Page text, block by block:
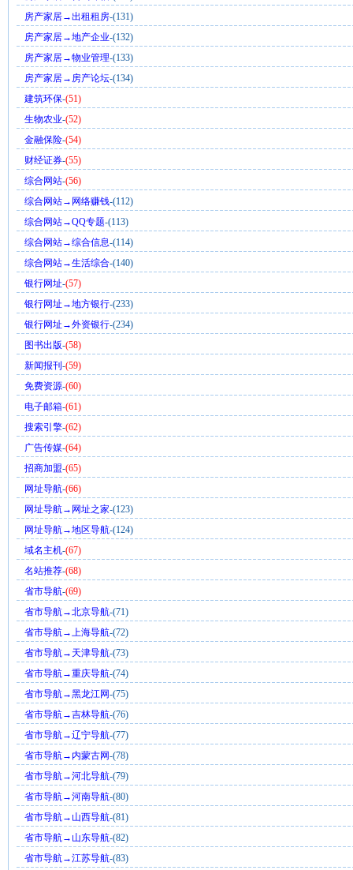
房产家居→出租租房-(131)
房产家居→地产企业-(132)
房产家居→物业管理-(133)
房产家居→房产论坛-(134)
建筑环保-(51)
生物农业-(52)
金融保险-(54)
财经证券-(55)
综合网站-(56)
综合网站→网络赚钱-(112)
综合网站→QQ专题-(113)
综合网站→综合信息-(114)
综合网站→生活综合-(140)
银行网址-(57)
银行网址→地方银行-(233)
银行网址→外资银行-(234)
图书出版-(58)
新闻报刊 -(59)
免费资源-(60)
电子邮箱-(61)
搜索引擎-(62)
广告传媒-(64)
招商加盟-(65)
网址导航-(66)
网址导航→网址之家-(123)
网址导航→地区导航-(124)
域名主机-(67)
名站推荐-(68)
省市导航-(69)
省市导航→北京导航-(71)
省市导航→上海导航-(72)
省市导航→天津导航-(73)
省市导航→重庆导航-(74)
省市导航→黑龙江网-(75)
省市导航→吉林导航-(76)
省市导航→辽宁导航-(77)
省市导航→内蒙古网-(78)
省市导航→河北导航-(79)
省市导航→河南导航-(80)
省市导航→山西导航-(81)
省市导航→山东导航-(82)
省市导航→江苏导航-(83)